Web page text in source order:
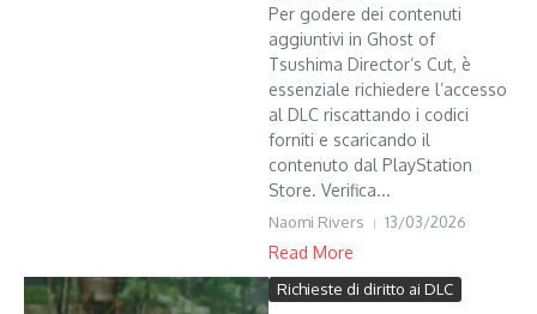
Per godere dei contenuti
aggiuntivi in Ghost of
Tsushima Director’s Cut, è
essenziale richiedere l’accesso
al DLC riscattando i codici
forniti e scaricando il
contenuto dal PlayStation
Store. Verifica...
Naomi Rivers 13/03/2026
Read More
Richieste di diritto ai DLC